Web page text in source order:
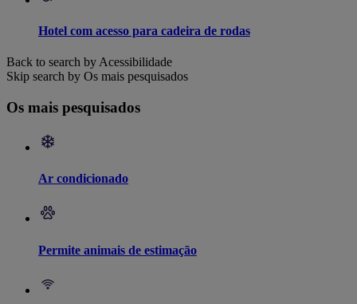
Hotel com acesso para cadeira de rodas
Back to search by Acessibilidade
Skip search by Os mais pesquisados
Os mais pesquisados
Ar condicionado
Permite animais de estimação